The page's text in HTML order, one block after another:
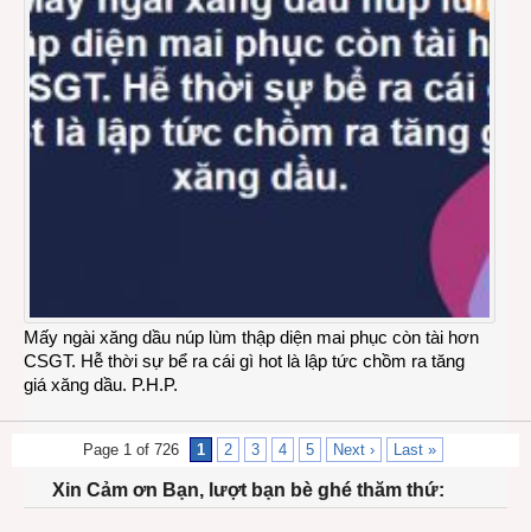
Mấy ngài xăng dầu núp lùm thập diện mai phục còn tài hơn
CSGT. Hễ thời sự bể ra cái gì hot là lập tức chồm ra tăng
giá xăng dầu. P.H.P.
Page 1 of 726 1 2 3 4 5 Next › Last »
Xin Cảm ơn Bạn, lượt bạn bè ghé thăm thứ: